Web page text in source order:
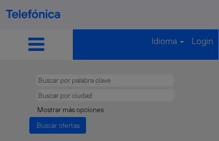
Idioma Login
Mostrar más opciones